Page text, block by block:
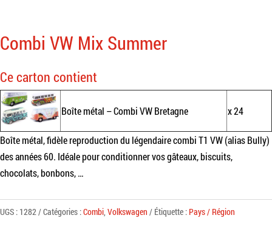
Combi VW Mix Summer
Ce carton contient
Boîte métal – Combi VW Bretagne x 24
Boîte métal, fidèle reproduction du légendaire combi T1 VW (alias Bully)
des années 60. Idéale pour conditionner vos gâteaux, biscuits,
chocolats, bonbons, …
UGS : 1282 Catégories :Combi Volkswagen Étiquette : Pays / Région